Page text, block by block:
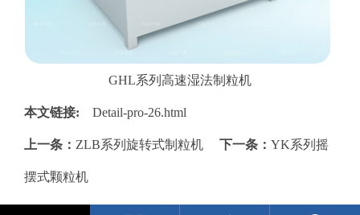
GHL系列高速湿法制粒机
本文链接: Detail-pro-26.html
上一条： ZLB系列旋转式制粒机 下一条：YK系列摇
摆式颗粒机